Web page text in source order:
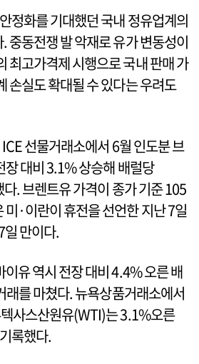
정화를 기대했던 국내 정유업계의
중동전쟁 발 악재로 유가 변동성이
최고가격제 시행으로 국내 판매 가
손실도 확대될 수 있다는 우려도
선물거래소에서 6월 인도분 브
장 대비 3.1% 상승해 배럴당
. 브렌트유 가격이 종가 기준 105
미·이란이 휴전을 선언한 지난 7일
만이다.
이유 역시 전장 대비 4.4% 오른 배
를 마쳤다. 뉴욕상품거래소에서
사스산원유(WTI)는 3.1%오른
록했다.